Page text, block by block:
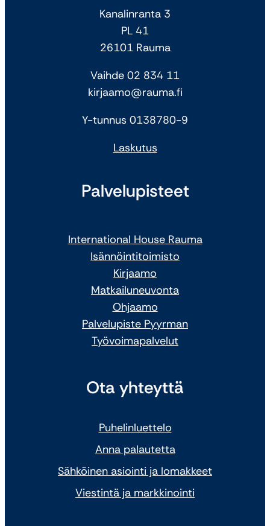
Kanalinranta 3
PL 41
26101 Rauma
Vaihde 02 834 11
kirjaamo@rauma.fi
Y-tunnus 0138780-9
Laskutus
Palvelupisteet
International House Rauma
Isännöintitoimisto
Kirjaamo
Matkailuneuvonta
Ohjaamo
Palvelupiste Pyyrman
Työvoimapalvelut
Ota yhteyttä
Puhelinluettelo
Anna palautetta
Sähköinen asiointi ja lomakkeet
Viestintä ja markkinointi